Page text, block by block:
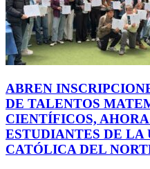
ABREN
DE TALENTOS
CIENTÍFICOS,
ESTUDIANTES DE LA
CATÓLICA DEL